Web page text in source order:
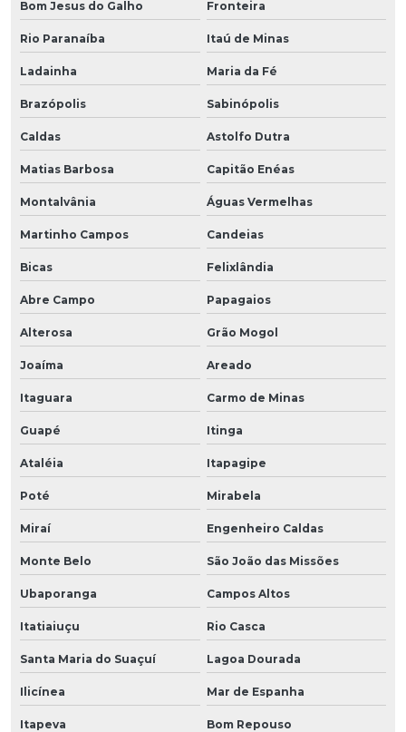
Bom Jesus do Galho Fronteira
Rio Paranaíba Itaú de Minas
Ladainha Maria da Fé
Brazópolis Sabinópolis
Caldas Astolfo Dutra
Matias Barbosa Capitão Enéas
Montalvânia Águas Vermelhas
Martinho Campos Candeias
Bicas Felixlândia
Abre Campo Papagaios
Alterosa Grão Mogol
Joaíma Areado
Itaguara Carmo de Minas
Guapé Itinga
Ataléia Itapagipe
Poté Mirabela
Miraí Engenheiro Caldas
Monte Belo São João das Missões
Ubaporanga Campos Altos
Itatiaiuçu Rio Casca
Santa Maria do Suaçuí Lagoa Dourada
Ilicínea Mar de Espanha
Itapeva Bom Repouso